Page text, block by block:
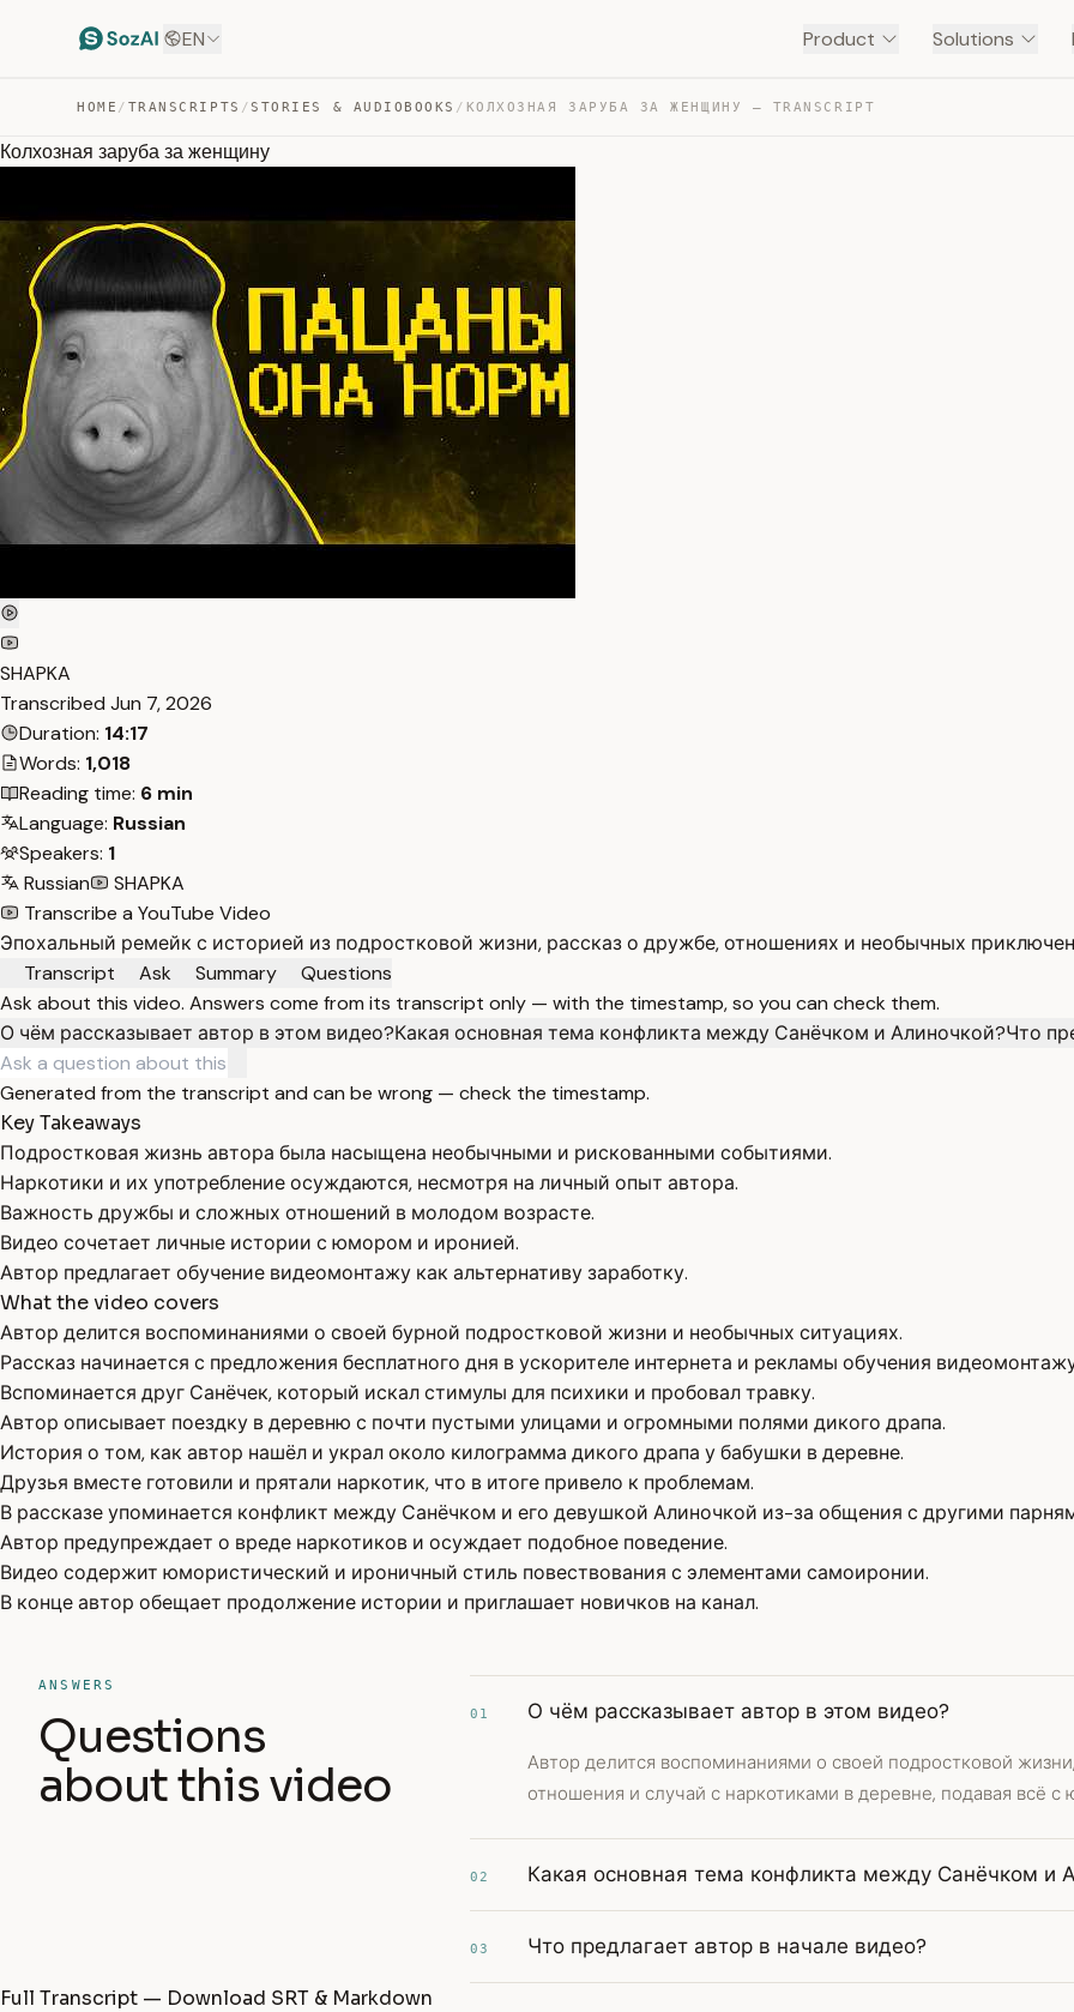
EN Product Solutions
HOME / TRANSCRIPTS /STORIES & AUDIOBOOKS / КОЛХОЗНАЯ ЗАРУБА ЗА ЖЕНЩИНУ — TRANSCRIPT
Колхозная заруба за женщину
SHAPKA
Transcribed Jun 7, 2026
Duration: 14:17
Words: 1,018
Reading time: 6 min
Language: Russian
Speakers: 1
Russian
SHAPKA
Transcribe a YouTube Video
Эпохальный ремейк с историей из подростковой жизни, рассказ о дружбе, отношениях и необычных
Transcript
Ask Summary
Questions
Ask about this video. Answers come from its transcript only — with the timestamp, so you can check them.
О чём рассказывает автор в этом видео?Какая основная тема конфликта между Санёчком и Алиночкой?Что
Generated from the transcript and can be wrong — check the timestamp.
Key Takeaways
Подростковая жизнь автора была насыщена необычными и рискованными событиями.
Наркотики и их употребление осуждаются, несмотря на личный опыт автора.
Важность дружбы и сложных отношений в молодом возрасте.
Видео сочетает личные истории с юмором и иронией.
Автор предлагает обучение видеомонтажу как альтернативу заработку.
What the video covers
Автор делится воспоминаниями о своей бурной подростковой жизни и необычных ситуациях.
Рассказ начинается с предложения бесплатного дня в ускорителе интернета и рекламы обучения
Вспоминается друг Санёчек, который искал стимулы для психики и пробовал травку.
Автор описывает поездку в деревню с почти пустыми улицами и огромными полями дикого драпа.
История о том, как автор нашёл и украл около килограмма дикого драпа у бабушки в деревне.
Друзья вместе готовили и прятали наркотик, что в итоге привело к проблемам.
В рассказе упоминается конфликт между Санёчком и его девушкой Алиночкой из-за общения с другими
Автор предупреждает о вреде наркотиков и осуждает подобное поведение.
Видео содержит юмористический и ироничный стиль повествования с элементами самоиронии.
В конце автор обещает продолжение истории и приглашает новичков на канал.
ANSWERS
Questions
about this video
01 О чём рассказывает автор в этом видео?
Автор делится воспоминаниями о своей подростковой
отношения и случай с наркотиками в деревне, подавая всё
02 Какая основная тема конфликта между Санёчком и
03 Что предлагает автор в начале видео?
Full Transcript — Download SRT & Markdown